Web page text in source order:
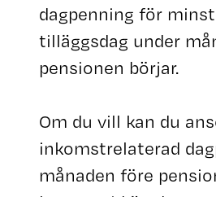
dagpenning för
tilläggsdag under
pensionen börjar.
Om du vill kan du
inkomstrelaterad
månaden före